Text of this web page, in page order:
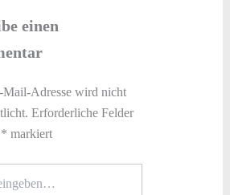
einen
Mail-Adresse wird nicht
Erforderliche Felder
* markiert